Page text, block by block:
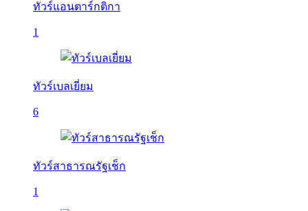
ทัวร์แอนตาร์กติกา
1
ทัวร์เบลเยี่ยม
6
ทัวร์สาธารณรัฐเช็ก
1